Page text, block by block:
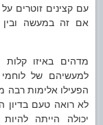
עם קצינים זוטרים
אם זה במעשה ובין
מדהים באיזו קלות
למעשיהם של
הפעילו אלימות רבה
לא רואה טעם בדיון
יכולה הייתה